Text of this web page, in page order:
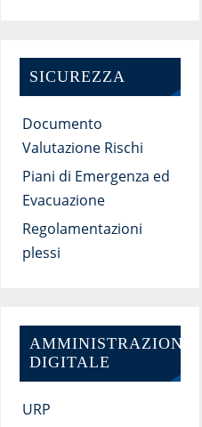
SICUREZZA
Documento
Valutazione Rischi
Piani di Emergenza ed
Evacuazione
Regolamentazioni
plessi
AMMINISTRAZIONE
DIGITALE
URP